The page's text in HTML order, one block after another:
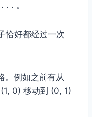
. . 。
恰好都经过一次
。例如之前有从
0) 移动到 (0, 1)